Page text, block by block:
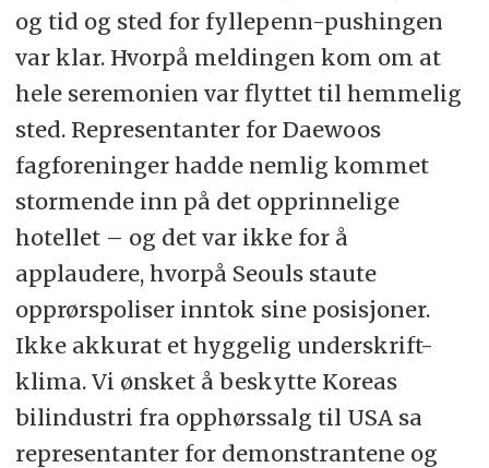
og tid og sted for fyllepenn-pushingen
var klar. Hvorpå meldingen kom om at
hele seremonien var flyttet til hemmelig
sted. Representanter for Daewoos
fagforeninger hadde nemlig kommet
stormende inn på det opprinnelige
hotellet – og det var ikke for å
applaudere, hvorpå Seouls staute
opprørspoliser inntok sine posisjoner.
Ikke akkurat et hyggelig underskrift-
klima. Vi ønsket å beskytte Koreas
bilindustri fra opphørssalg til USA sa
representanter for demonstrantene og